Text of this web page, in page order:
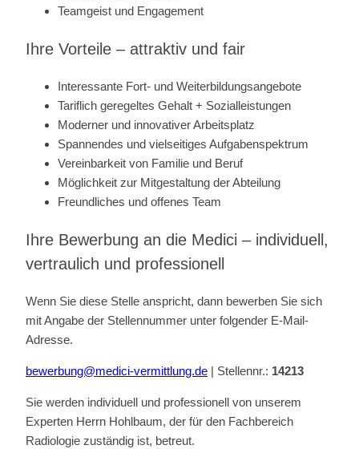
Teamgeist und Engagement
Ihre Vorteile – attraktiv und fair
Interessante Fort- und Weiterbildungsangebote
Tariflich geregeltes Gehalt + Sozialleistungen
Moderner und innovativer Arbeitsplatz
Spannendes und vielseitiges Aufgabenspektrum
Vereinbarkeit von Familie und Beruf
Möglichkeit zur Mitgestaltung der Abteilung
Freundliches und offenes Team
Ihre Bewerbung an die Medici – individuell,
vertraulich und professionell
Wenn Sie diese Stelle anspricht, dann bewerben Sie sich
mit Angabe der Stellennummer unter folgender E-Mail-
Adresse.
bewerbung@medici-vermittlung.de | Stellennr.: 14213
Sie werden individuell und professionell von unserem
Experten Herrn Hohlbaum, der für den Fachbereich
Radiologie zuständig ist, betreut.